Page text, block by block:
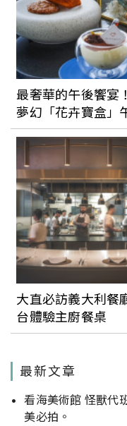
最奢華的午後饗
夢幻「花卉寶盒」
精緻甜點撫慰疲憊
大直必訪義大利餐
台體驗主廚餐桌
最新文章
看海美術館 怪獸代
美必拍。